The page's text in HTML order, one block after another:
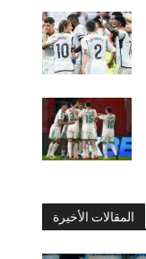
المقالات الأخيرة